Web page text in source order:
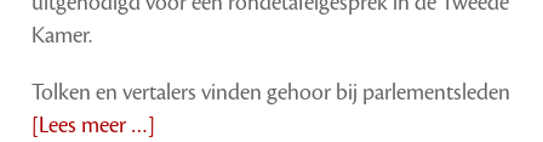
Kamer.
Tolken en vertalers vinden gehoor bij parlementsleden
[Lees meer …]